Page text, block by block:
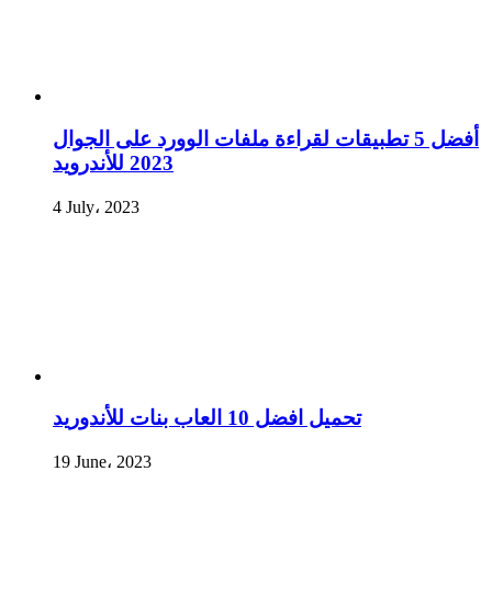
أفضل 5 تطبيقات لقراءة ملفات الوورد على الجوال
2023 للأندرويد
4 July، 2023
تحميل افضل 10 العاب بنات للأندوريد
19 June، 2023